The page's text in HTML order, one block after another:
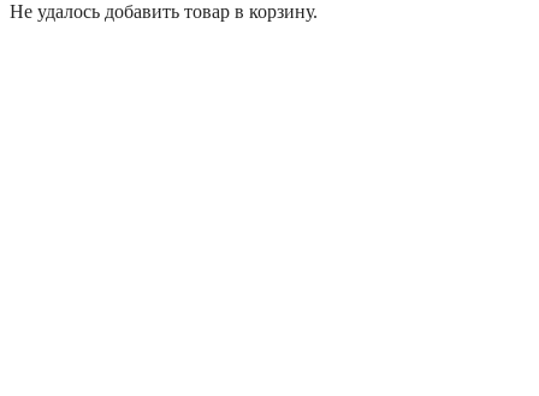
Не удалось добавить товар в корзину.